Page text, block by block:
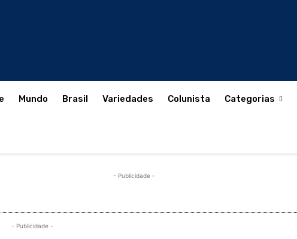
Mundo Brasil Variedades Colunista Categorias
- Publicidade -
- Publicidade -